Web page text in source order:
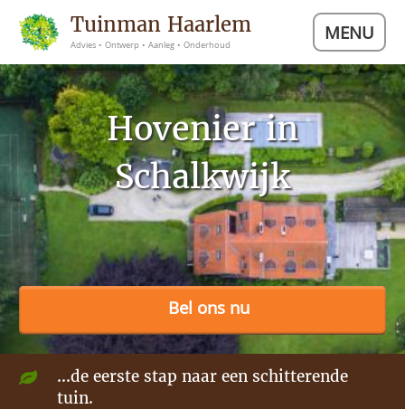
Tuinman Haarlem
Advies • Ontwerp • Aanleg • Onderhoud MENU
Hovenier in
Schalkwijk
Bel ons nu
...de eerste stap naar een schitterende
tuin.